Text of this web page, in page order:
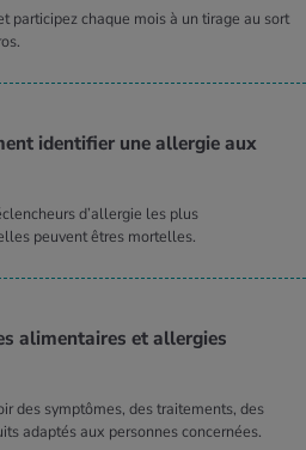
participez chaque mois à un tirage au sort
identifier une allergie aux
d’allergie les plus
peuvent êtres mortelles.
alimentaires et allergies
des symptômes, des traitements, des
adaptés aux personnes concernées.